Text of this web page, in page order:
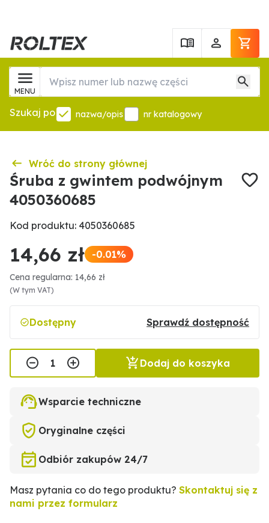
MENU
Szukaj po nazwa/opis nr katalogowy
Wróć do strony głównej
Śruba z gwintem podwójnym
4050360685
Kod produktu: 4050360685
14,66 zł -0.01%
Cena regularna: 14,66 zł
(W tym VAT)
Dostępny Sprawdź dostępność
Dodaj do koszyka
Wsparcie techniczne
Oryginalne części
Odbiór zakupów 24/7
Masz pytania co do tego produktu? Skontaktuj się z
nami przez formularz